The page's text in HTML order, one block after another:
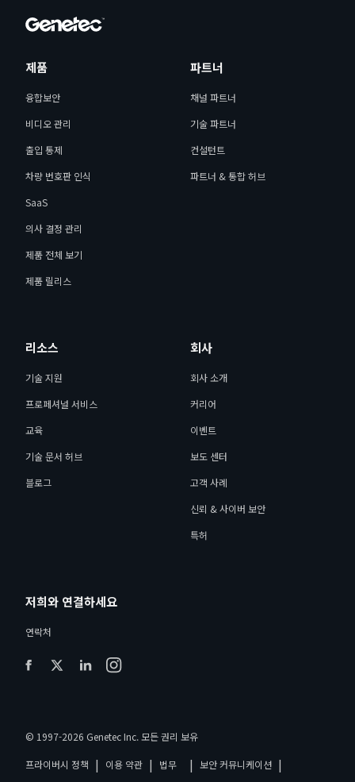
제품
융합보안
비디오 관리
출입 통제
차량 번호판 인식
SaaS
의사 결정 관리
제품 전체 보기
제품 릴리스
파트너
채널 파트너
기술 파트너
컨설턴트
파트너 & 통합 허브
리소스
기술 지원
프로페셔널 서비스
교육
기술 문서 허브
블로그
회사
회사 소개
커리어
이벤트
보도 센터
고객 사례
신뢰 & 사이버 보안
특허
저희와 연결하세요
연락처
© 1997-2026 Genetec Inc. 모든 권리 보유
프라이버시 정책 | 이용 약관 | 법무 | 보안 커뮤니케이션 |